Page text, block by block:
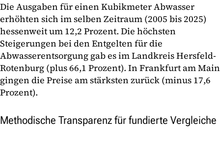
Die Ausgaben für einen Kubikmeter Abwasser
erhöhten sich im selben Zeitraum (2005 bis 2025)
hessenweit um 12,2 Prozent. Die höchsten
Steigerungen bei den Entgelten für die
Abwasserentsorgung gab es im Landkreis Hersfeld-
Rotenburg (plus 66,1 Prozent). In Frankfurt am Main
gingen die Preise am stärksten zurück (minus 17,6
Prozent).
Methodische Transparenz für fundierte Vergleiche